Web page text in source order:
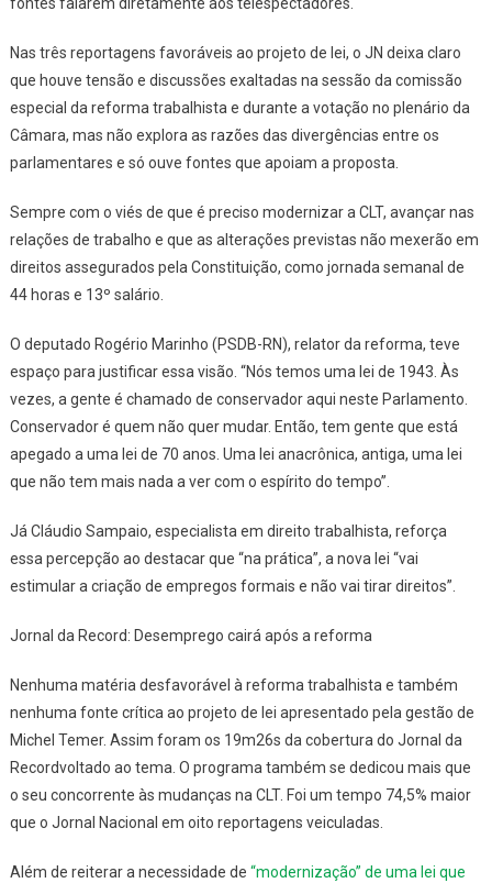
Nas três reportagens favoráveis ao projeto de lei, o JN deixa claro
que houve tensão e discussões exaltadas na sessão da comissão
especial da reforma trabalhista e durante a votação no plenário da
Câmara, mas não explora as razões das divergências entre os
parlamentares e só ouve fontes que apoiam a proposta.
Sempre com o viés de que é preciso modernizar a CLT, avançar nas
relações de trabalho e que as alterações previstas não mexerão em
direitos assegurados pela Constituição, como jornada semanal de
44 horas e 13º salário.
O deputado Rogério Marinho (PSDB-RN), relator da reforma, teve
espaço para justificar essa visão. “Nós temos uma lei de 1943. Às
vezes, a gente é chamado de conservador aqui neste Parlamento.
Conservador é quem não quer mudar. Então, tem gente que está
apegado a uma lei de 70 anos. Uma lei anacrônica, antiga, uma lei
que não tem mais nada a ver com o espírito do tempo”.
Já Cláudio Sampaio, especialista em direito trabalhista, reforça
essa percepção ao destacar que “na prática”, a nova lei “vai
estimular a criação de empregos formais e não vai tirar direitos”.
Jornal da Record: Desemprego cairá após a reforma
Nenhuma matéria desfavorável à reforma trabalhista e também
nenhuma fonte crítica ao projeto de lei apresentado pela gestão de
Michel Temer. Assim foram os 19m26s da cobertura do Jornal da
Recordvoltado ao tema. O programa também se dedicou mais que
o seu concorrente às mudanças na CLT. Foi um tempo 74,5% maior
que o Jornal Nacional em oito reportagens veiculadas.
Além de reiterar a necessidade de “modernização” de uma lei que